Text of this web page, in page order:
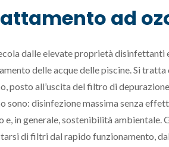
ad
dalle elevate proprietà disinfettanti
delle acque delle piscine. Si tratta
posto all’uscita del filtro di
sono: disinfezione massima senza
e, in generale, sostenibilità ambientale.
di filtri dal rapido funzionamento,